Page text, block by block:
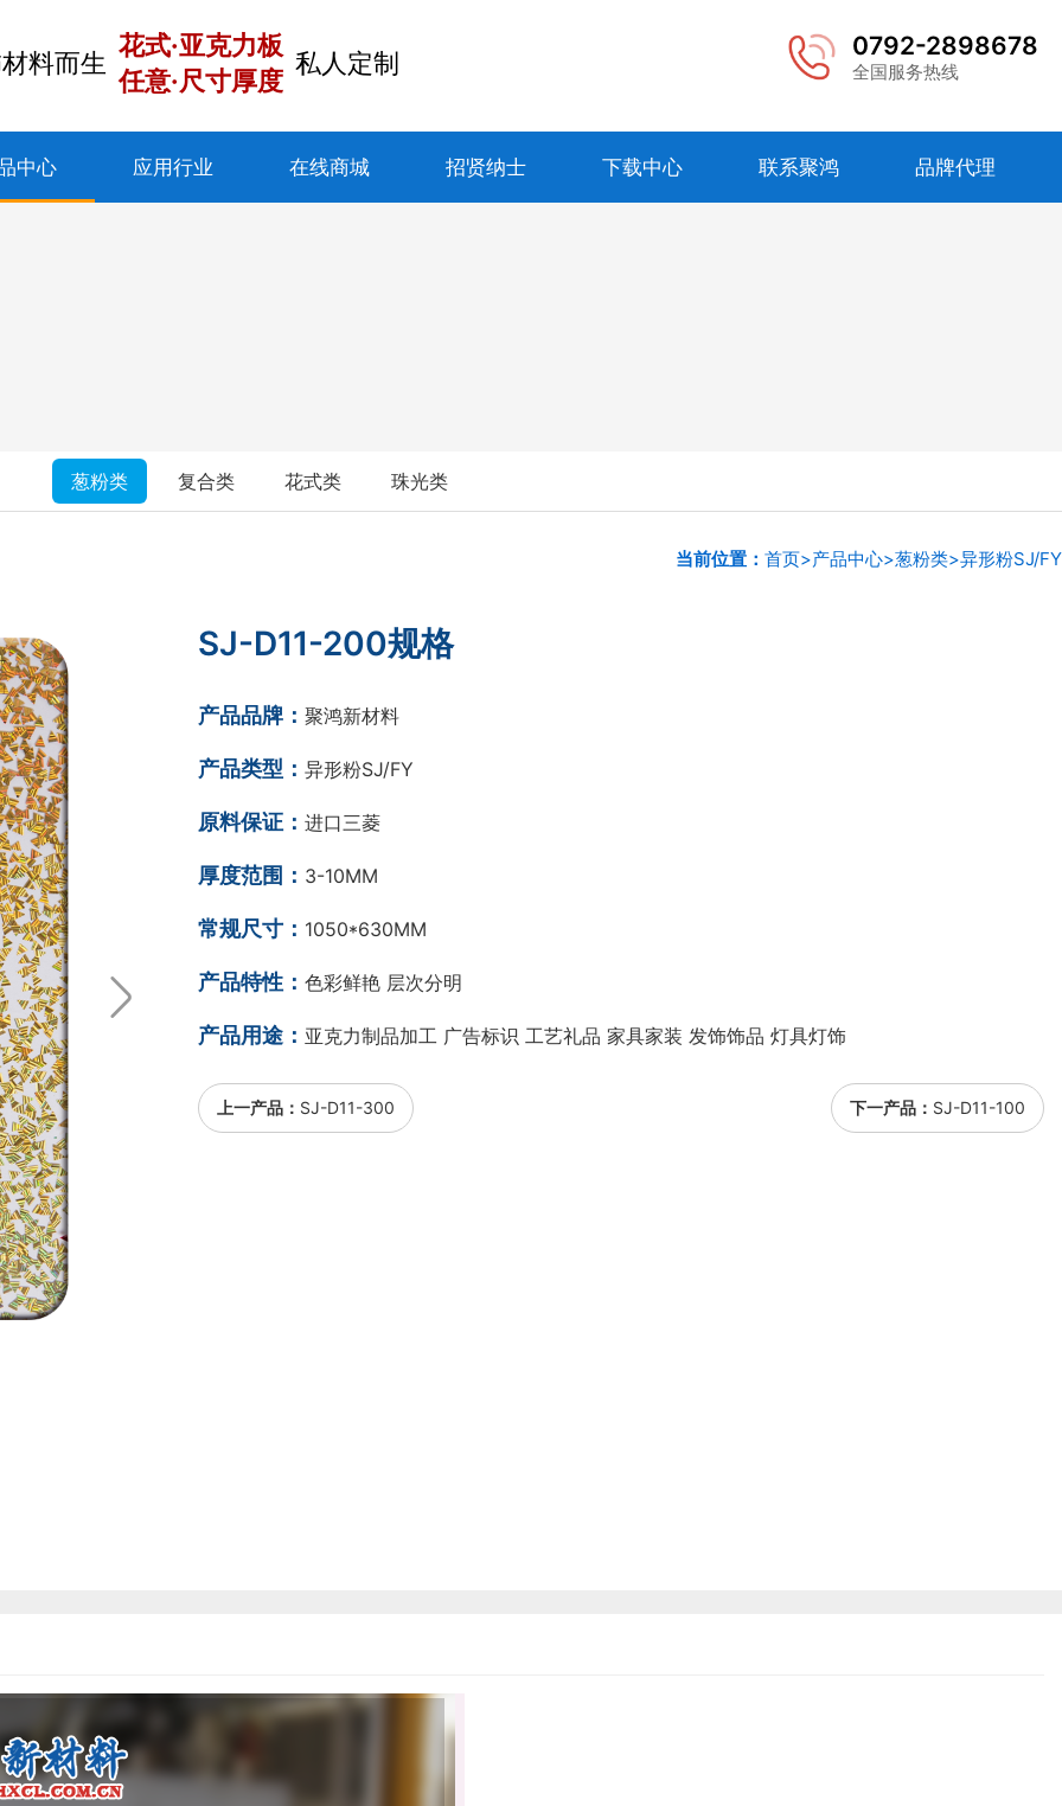
0792-2898678
全国服务热线
料而生
花式·亚克力板
任意·尺寸厚度
私人定制
中心 应用行业 在线商城 招贤纳士 下载中心 联系聚鸿 品牌代理
葱粉类 复合类 花式类 珠光类
当前位置： 首页>产品中心>葱粉类>异形粉SJ/FY
SJ-D11-200规格
产品品牌： 聚鸿新材料
产品类型： 异形粉SJ/FY
原料保证： 进口三菱
厚度范围： 3-10MM
常规尺寸： 1050*630MM
产品特性： 色彩鲜艳 层次分明
产品用途： 亚克力制品加工 广告标识 工艺礼品 家具家装 发饰饰品 灯具灯饰
上一产品： SJ-D11-300 下一产品： SJ-D11-100